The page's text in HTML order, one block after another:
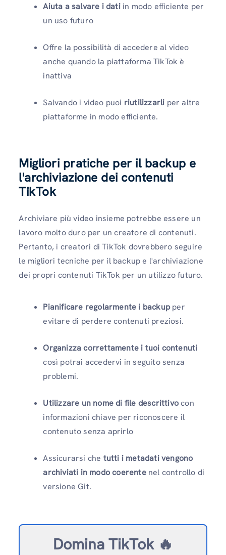
Aiuta a salvare i datiin modo efficiente per
un uso futuro
Offre la possibilità di accedere al video
anche quando la piattaforma TikTok è
inattiva
Salvando i video puoi riutilizzarli per altre
piattaforme in modo efficiente.
Migliori pratiche per il backup e
l'archiviazione dei contenuti
TikTok
Archiviare più video insieme potrebbe essere un
lavoro molto duro per un creatore di contenuti.
Pertanto, i creatori di TikTok dovrebbero seguire
le migliori tecniche per il backup e l'archiviazione
dei propri contenuti TikTok per un utilizzo futuro.
Pianificare regolarmente i backupper
evitare di perdere contenuti preziosi.
Organizza correttamente i tuoi contenuti
così potrai accedervi in ​​seguito senza
problemi.
Utilizzare un nome di file descrittivocon
informazioni chiave per riconoscere il
contenuto senza aprirlo
Assicurarsi che tutti i metadati vengono
archiviati in modo coerentenel controllo di
versione Git.
Domina TikTok 🔥